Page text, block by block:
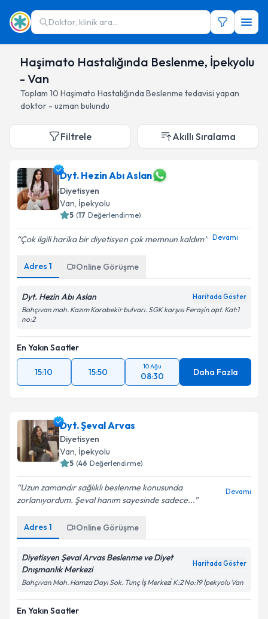
Doktor, klinik ara...
Haşimato Hastalığında Beslenme, İpekyolu
- Van
Toplam 10 Haşimato Hastalığında Beslenme tedavisi yapan
doktor - uzman bulundu
Filtrele Akıllı Sıralama
Dyt. Hezin Abı Aslan
Diyetisyen
Van, İpekyolu
5 (17 Değerlendirme)
Çok ilgili harika bir diyetisyen çok memnun kaldım Devamı
Adres 1 Online Görüşme
Dyt. Hezin Abı Aslan Haritada Göster
Bahçıvan mah. Kazım Karabekir bulvarı. SGK karşısı Feraşin apt. Kat:1
no:2
En Yakın Saatler
15:10 15:50
10 Ağu
08:30 Daha Fazla
Dyt. Şeval Arvas
Diyetisyen
Van, İpekyolu
5 (46 Değerlendirme)
Uzun zamandır sağlıklı beslenme konusunda
zorlanıyordum. Şeval hanım sayesinde sadece...
Devamı
Adres 1 Online Görüşme
Diyetisyen Şeval Arvas Beslenme ve Diyet
Dnışmanlık Merkezi
Haritada Göster
Bahçıvan Mah. Hamza Dayı Sok. Tunç İş Merkezi̇ K:2 No:19 İpekyolu Van
En Yakın Saatler